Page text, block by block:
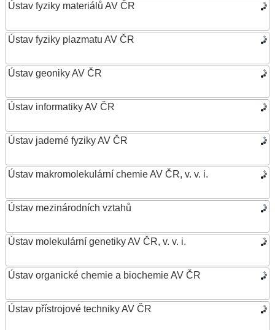
Ústav fyziky materiálů AV ČR
Ústav fyziky plazmatu AV ČR
Ústav geoniky AV ČR
Ústav informatiky AV ČR
Ústav jaderné fyziky AV ČR
Ústav makromolekulární chemie AV ČR, v. v. i.
Ústav mezinárodních vztahů
Ústav molekulární genetiky AV ČR, v. v. i.
Ústav organické chemie a biochemie AV ČR
Ústav přístrojové techniky AV ČR